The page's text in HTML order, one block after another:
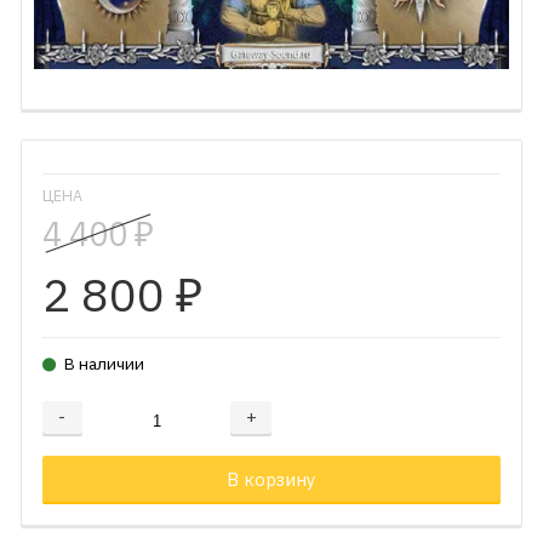
ЦЕНА
4 400₽
2 800 ₽
В наличии
- +
Добавляется...
В корзину
Добавлен